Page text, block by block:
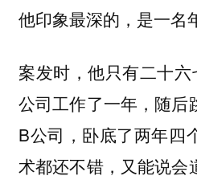
他印象最深的，是一名
案发时，他只有二十
公司工作了一年，随后
B公司，卧底了两年四
术都还不错，又能说会